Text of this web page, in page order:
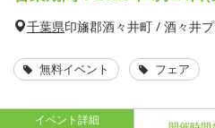
千葉県印旛郡酒々井町 / 酒々井
無料イベント フェア
イベント詳細